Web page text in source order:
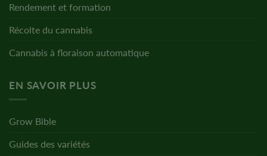
Rendement et formation
Récolte du cannabis
Cannabis à floraison automatique
EN SAVOIR PLUS
Grow Bible
Guides des variétés